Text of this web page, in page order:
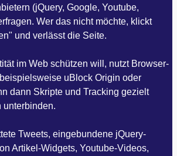
(jQuery, Google, Youtube,
Wer das nicht möchte, klickt
und verlässt die Seite.
im Web schützen will, nutzt Browser-
uBlock Origin oder
dann Skripte und Tracking gezielt
unterbinden.
Tweets, eingebundene jQuery-
Artikel-Widgets, Youtube-Videos,